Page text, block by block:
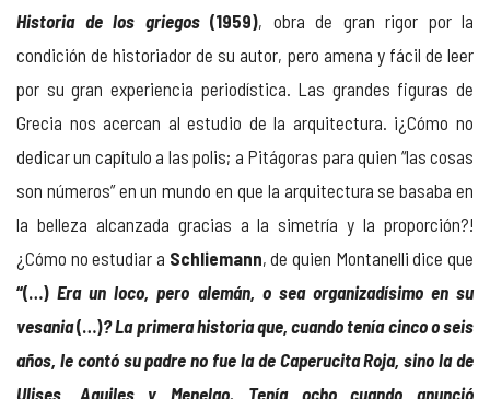
Historia de los griegos(1959), obra de gran rigor por la
condición de historiador de su autor, pero amena y fácil de leer
por su gran experiencia periodística. Las grandes figuras de
Grecia nos acercan al estudio de la arquitectura. ¡¿Cómo no
dedicar un capítulo a las polis; a Pitágoras para quien “las cosas
son números” en un mundo en que la arquitectura se basaba en
la belleza alcanzada gracias a la simetría y la proporción?!
¿Cómo no estudiar a Schliemann, de quien Montanelli dice que
“(…)Era un loco, pero alemán, o sea organizadísimo en su
vesania(…)? La primera historia que, cuando tenía cinco o seis
años, le contó su padre no fue la de Caperucita Roja, sino la de
Ulises, Aquiles y Menelao. Tenía ocho cuando anunció